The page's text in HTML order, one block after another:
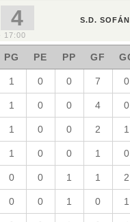
4
S.D. SOFÁN
17:00
PG PE PP GF
1 0 0 7 0
1 0 0 4 0
1 0 0 2 1
1 0 0 1 0
0 0 1 1 2
0 0 1 0 1